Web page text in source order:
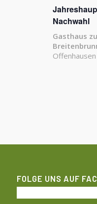
Nachwahl
Gasthaus
Offenhausen
FOLGE UNS AUF